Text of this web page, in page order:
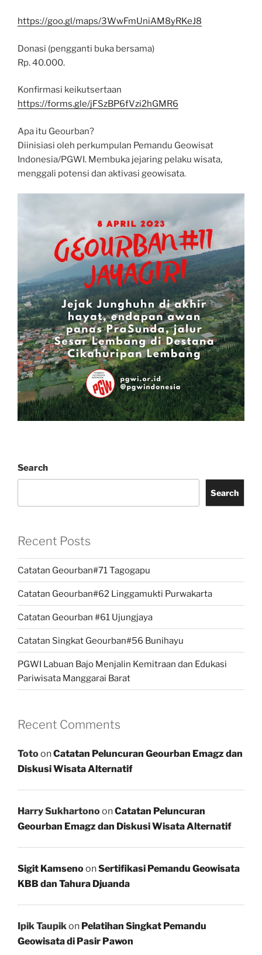
https://goo.gl/maps/3WwFmUniAM8yRKeJ8
Donasi (pengganti buka bersama)
Rp. 40.000.
Konfirmasi keikutsertaan
https://forms.gle/jFSzBP6fVzi2hGMR6
Apa itu Geourban?
Diinisiasi oleh perkumpulan Pemandu Geowisat
Indonesia/PGWI. Membuka jejaring pelaku wisata,
menggali potensi dan aktivasi geowisata.
Search
Search
Recent Posts
Catatan Geourban#71 Tagogapu
Catatan Geourban#62 Linggamukti Purwakarta
Catatan Geourban #61 Ujungjaya
Catatan Singkat Geourban#56 Bunihayu
PGWI Labuan Bajo Menjalin Kemitraan dan Edukasi
Pariwisata Manggarai Barat
Recent Comments
TotoonCatatan Peluncuran Geourban Emagz dan
Diskusi Wisata Alternatif
Harry SukhartonoonCatatan Peluncuran
Geourban Emagz dan Diskusi Wisata Alternatif
Sigit KamsenoonSertifikasi Pemandu Geowisata
KBB dan Tahura Djuanda
Ipik Taupik on Pelatihan Singkat Pemandu
Geowisata di Pasir Pawon